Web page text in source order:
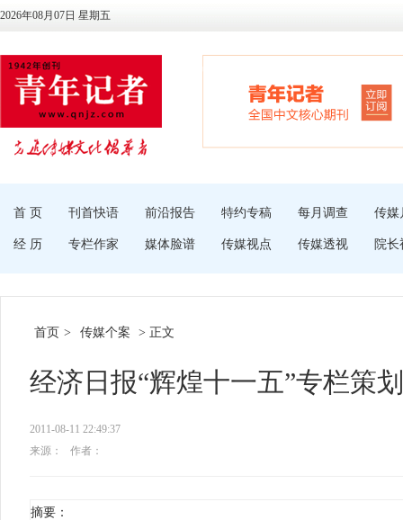
2026年08月07日 星期五
首 页 刊首快语 前沿报告 特约专稿 每月调查 传媒
经 历 专栏作家 媒体脸谱 传媒视点 传媒透视 院长
首页 > 传媒个案 > 正文
经济日报“辉煌十一五”专栏策
2011-08-11 22:49:37
来源：
作者：
摘要：